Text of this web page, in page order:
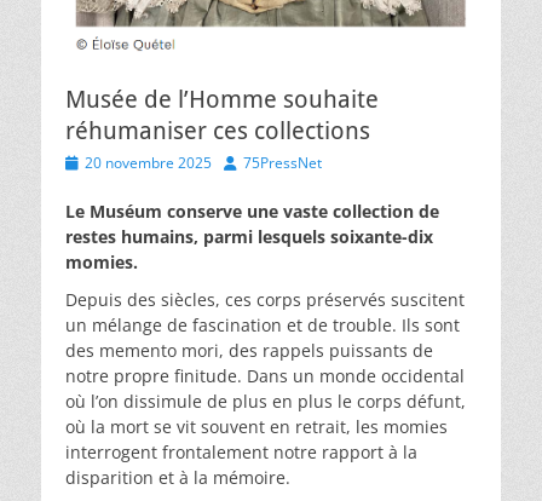
Musée de l’Homme souhaite
réhumaniser ces collections
Posted
20 novembre 2025 Author
75PressNet
Le Muséum conserve une vaste collection de
restes humains, parmi lesquels soixante-dix
momies.
Depuis des siècles, ces corps préservés suscitent
un mélange de fascination et de trouble. Ils sont
des memento mori, des rappels puissants de
notre propre finitude. Dans un monde occidental
où l’on dissimule de plus en plus le corps défunt,
où la mort se vit souvent en retrait, les momies
interrogent frontalement notre rapport à la
disparition et à la mémoire.